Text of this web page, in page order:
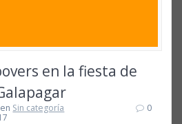
en la fiesta de
en Sin categoría
0